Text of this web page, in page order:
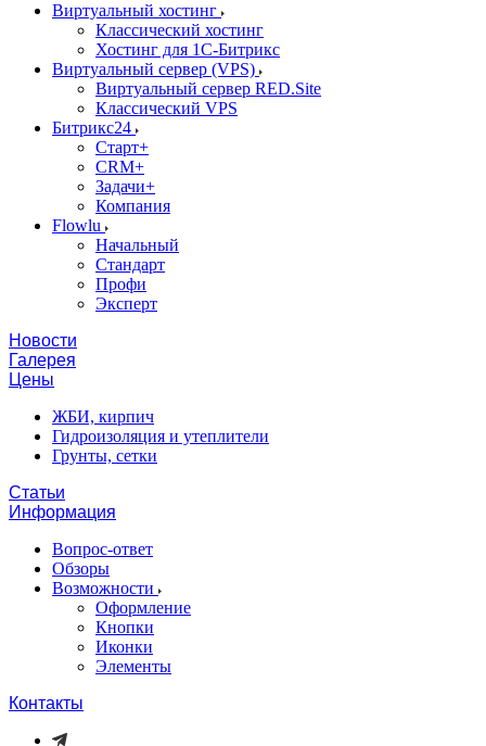
Виртуальный хостинг
Классический хостинг
Хостинг для 1С-Битрикс
Виртуальный сервер (VPS)
Виртуальный сервер RED.Site
Классический VPS
Битрикс24
Старт+
CRM+
Задачи+
Компания
Flowlu
Начальный
Стандарт
Профи
Эксперт
Новости
Галерея
Цены
ЖБИ, кирпич
Гидроизоляция и утеплители
Грунты, сетки
Статьи
Информация
Вопрос-ответ
Обзоры
Возможности
Оформление
Кнопки
Иконки
Элементы
Контакты